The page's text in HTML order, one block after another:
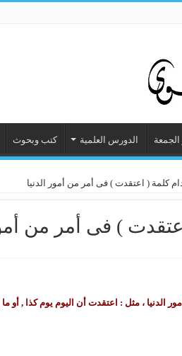
الجمعة الدورس العلمية كتب وبحوث
كلمة ( اعتقدت ) فى أمر من أمور الدنيا
) فى أمر من
، مثل : اعتقدت أن اليوم يوم كذا , أو